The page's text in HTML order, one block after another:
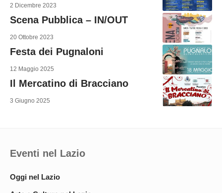
2 Dicembre 2023
Scena Pubblica – IN/OUT
20 Ottobre 2023
Festa dei Pugnaloni
12 Maggio 2025
Il Mercatino di Bracciano
3 Giugno 2025
Eventi nel Lazio
Oggi nel Lazio